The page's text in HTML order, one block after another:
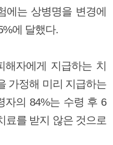
에는 상병명을 변경에
에 달했다.
해자에게 지급하는 치
가정해 미리 지급하는
자의 84%는 수령 후 6
료를 받지 않은 것으로